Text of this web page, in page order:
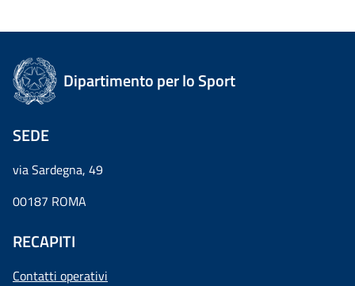
Dipartimento per lo Sport
SEDE
via Sardegna, 49
00187 ROMA
RECAPITI
Contatti operativi